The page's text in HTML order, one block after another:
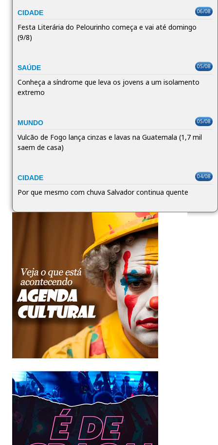
CIDADE 06/08
Festa Literária do Pelourinho começa e vai até domingo
(9/8)
SAÚDE 05/08
Conheça a síndrome que leva os jovens a um isolamento
extremo
MUNDO 05/08
Vulcão de Fogo lança cinzas e lavas na Guatemala (1,7 mil
saem de casa)
CIDADE 04/08
Por que mesmo com chuva Salvador continua quente